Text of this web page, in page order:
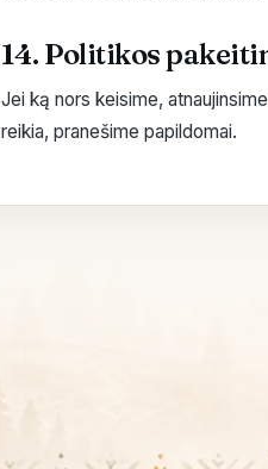
14. Politikos
Jei ką nors keisime,
reikia, pranešime papildomai.